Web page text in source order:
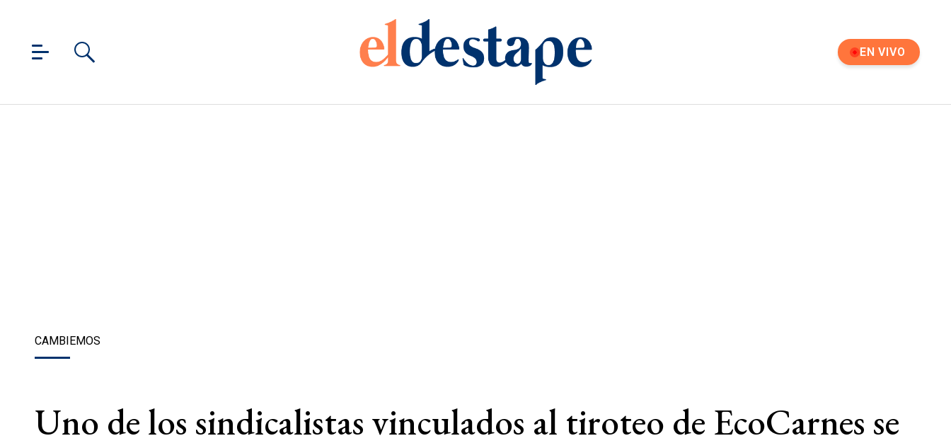
EN VIVO
CAMBIEMOS
Uno de los sindicalistas vinculados al tiroteo de EcoCarnes se